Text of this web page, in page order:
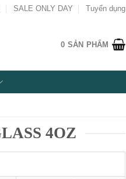
SALE ONLY DAY Tuyển dụng
0 SẢN PHẨM
4OZ